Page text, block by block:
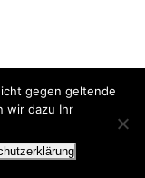
gegen geltende
wir dazu Ihr